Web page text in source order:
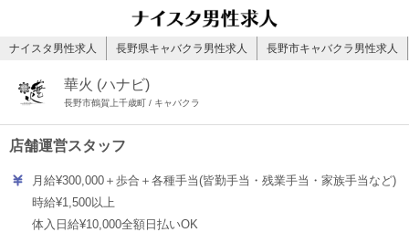
ナイスタ男性求人 長野県キャバクラ男性求人 長野市キャバクラ男性求人
華火 (ハナビ)
長野市鶴賀上千歳町 / キャバクラ
店舗運営スタッフ
月給¥300,000＋歩合＋各種手当(皆勤手当・残業手当・家族手当など)
時給¥1,500以上
体入日給¥10,000全額日払いOK